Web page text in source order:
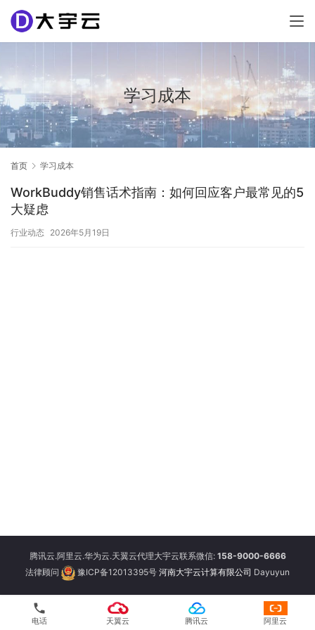
学习成本
首页 学习成本
WorkBuddy销售话术指南：如何回应客户最常见的5
大疑虑
行业动态 2026年5月19日
腾讯云.阿里云.华为云.天翼云代理大宇云联系微信: 158-9000-6666
法律顾问
豫ICP备12013395号 河南大宇云计算有限公司 Dayuyun
phone
电话 天翼云 腾讯云 阿里云